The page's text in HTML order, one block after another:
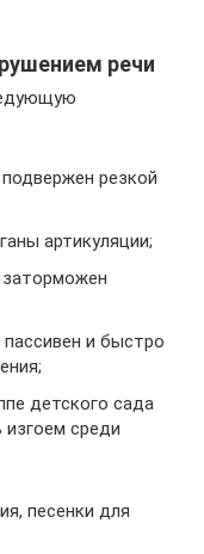
речи
резкой
артикуляции;
пассивен и быстро
детского сада
среди
песенки для